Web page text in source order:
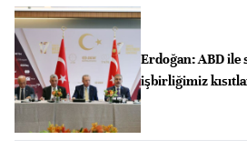
Erdoğan: ABD ile
işbirliğimiz